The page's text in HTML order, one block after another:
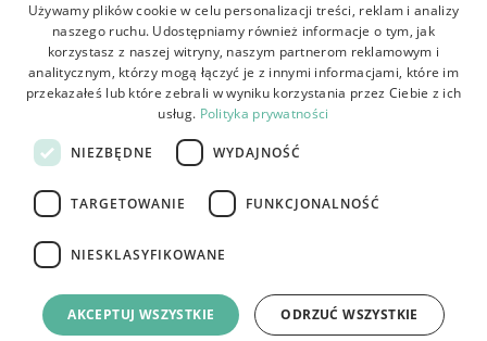
Doprava
Vrácení a reklamace
Kontakt
e-commerce platform by:
POLISH
BULGARIAN
ROMANIAN
Używamy plików cookie w celu personalizacji treści, reklam i analizy
naszego ruchu. Udostępniamy również informacje o tym, jak
korzystasz z naszej witryny, naszym partnerom reklamowym i
analitycznym, którzy mogą łączyć je z innymi informacjami, które im
przekazałeś lub które zebrali w wyniku korzystania przez Ciebie z ich
usług. Polityka prywatności
NIEZBĘDNE WYDAJNOŚĆ
TARGETOWANIE FUNKCJONALNOŚĆ
NIESKLASYFIKOWANE
AKCEPTUJ WSZYSTKIE ODRZUĆ WSZYSTKIE